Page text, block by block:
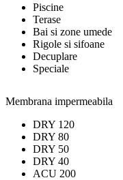
Piscine
Terase
Bai si zone umede
Rigole si sifoane
Decuplare
Speciale
Membrana impermeabila
DRY 120
DRY 80
DRY 50
DRY 40
ACU 200